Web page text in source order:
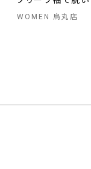
WOMEN 烏丸店